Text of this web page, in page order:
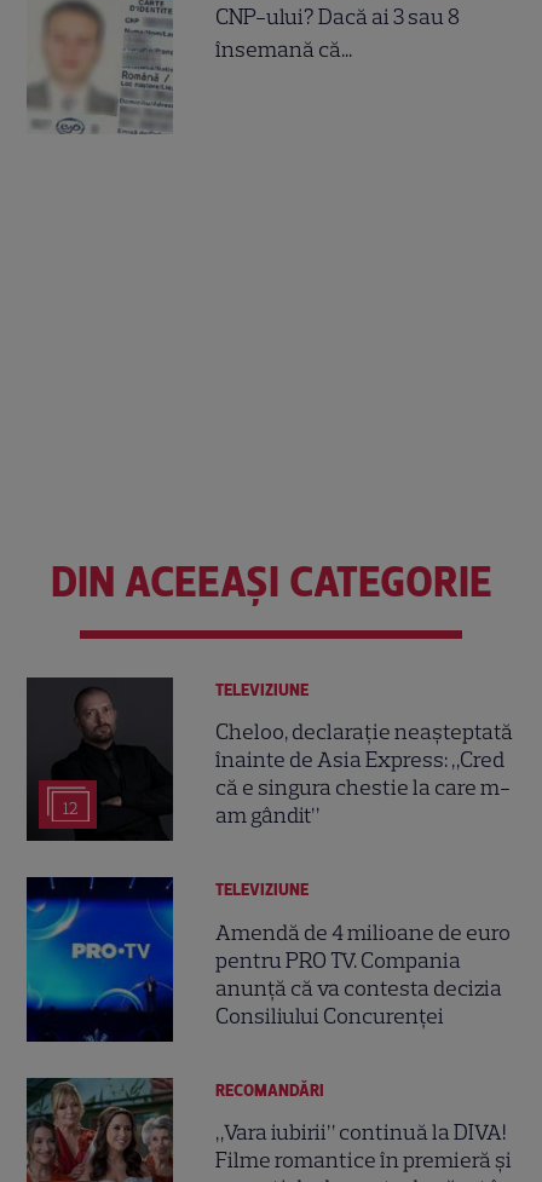
CNP-ului? Dacă ai 3 sau 8
însemană că...
DIN ACEEAȘI CATEGORIE
12
TELEVIZIUNE
Cheloo, declarație neașteptată
înainte de Asia Express: „Cred
că e singura chestie la care m-
am gândit”
TELEVIZIUNE
Amendă de 4 milioane de euro
pentru PRO TV. Compania
anunță că va contesta decizia
Consiliului Concurenței
RECOMANDĂRI
„Vara iubirii” continuă la DIVA!
Filme romantice în premieră și